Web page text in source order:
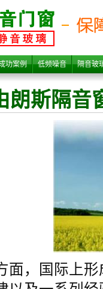
音
隔
功案例 低频噪音 隔音玻
朗斯隔音
面，国际上